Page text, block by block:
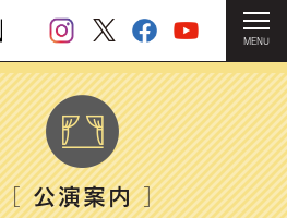
MENU
公演案内］